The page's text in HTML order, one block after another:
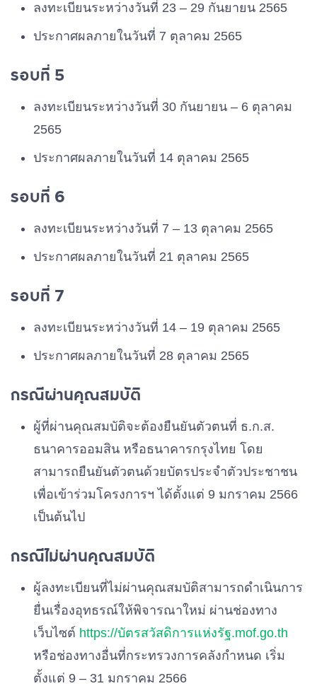
ลงทะเบียนระหว่างวันที่ 23 – 29 กันยายน 2565
ประกาศผลภายในวันที่ 7 ตุลาคม 2565
รอบที่ 5
ลงทะเบียนระหว่างวันที่ 30 กันยายน – 6 ตุลาคม
2565
ประกาศผลภายในวันที่ 14 ตุลาคม 2565
รอบที่ 6
ลงทะเบียนระหว่างวันที่ 7 – 13 ตุลาคม 2565
ประกาศผลภายในวันที่ 21 ตุลาคม 2565
รอบที่ 7
ลงทะเบียนระหว่างวันที่ 14 – 19 ตุลาคม 2565
ประกาศผลภายในวันที่ 28 ตุลาคม 2565
กรณีผ่านคุณสมบัติ
ผู้ที่ผ่านคุณสมบัติจะต้องยืนยันตัวตนที่ ธ.ก.ส.
ธนาคารออมสิน หรือธนาคารกรุงไทย โดย
สามารถยืนยันตัวตนด้วยบัตรประจำตัวประชาชน
เพื่อเข้าร่วมโครงการฯ ได้ตั้งแต่ 9 มกราคม 2566
เป็นต้นไป
กรณีไม่ผ่านคุณสมบัติ
ผู้ลงทะเบียนที่ไม่ผ่านคุณสมบัติสามารถดำเนินการ
ยื่นเรื่องอุทธรณ์ให้พิจารณาใหม่ ผ่านช่องทาง
เว็บไซต์ https://บัตรสวัสดิการแห่งรัฐ.mof.go.th
หรือช่องทางอื่นที่กระทรวงการคลังกำหนด เริ่ม
ตั้งแต่ 9 – 31 มกราคม 2566